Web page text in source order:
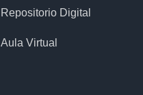
Repositorio Digital
Aula Virtual